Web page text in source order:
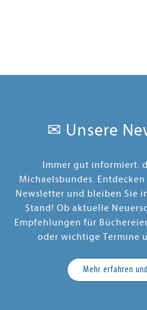
✉ Unsere
Immer gut informiert:
Michaelsbundes.
Newsletter und bleiben Sie
Stand! Ob aktuelle
Empfehlungen für
oder wichtige Termine
Mehr erfahren